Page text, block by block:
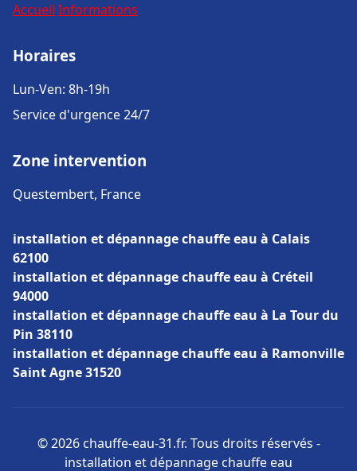
Accueil Informations
Horaires
Lun-Ven: 8h-19h
Service d'urgence 24/7
Zone intervention
Questembert, France
installation et dépannage chauffe eau à Calais
62100
installation et dépannage chauffe eau à Créteil
94000
installation et dépannage chauffe eau à La Tour du
Pin 38110
installation et dépannage chauffe eau à Ramonville
Saint Agne 31520
© 2026 chauffe-eau-31.fr. Tous droits réservés -
installation et dépannage chauffe eau